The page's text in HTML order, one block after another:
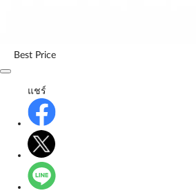
Best Price
แชร์